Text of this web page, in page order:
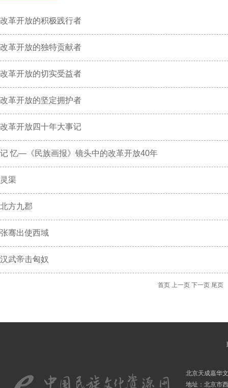
改革开放的积极践行者
改革开放的独特贡献者
改革开放的切实受益者
改革开放的坚定拥护者
改革开放四十年大事记
记 忆—《民族画报》镜头中的改革开放40年
灵渠
北方九郡
张骞出使西域
汉武帝击匈奴
首页 上一页 下一页 尾页
北京天成嘉华
地址：北京市